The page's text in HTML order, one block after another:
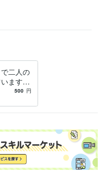
二人の
ます
の現
500 円